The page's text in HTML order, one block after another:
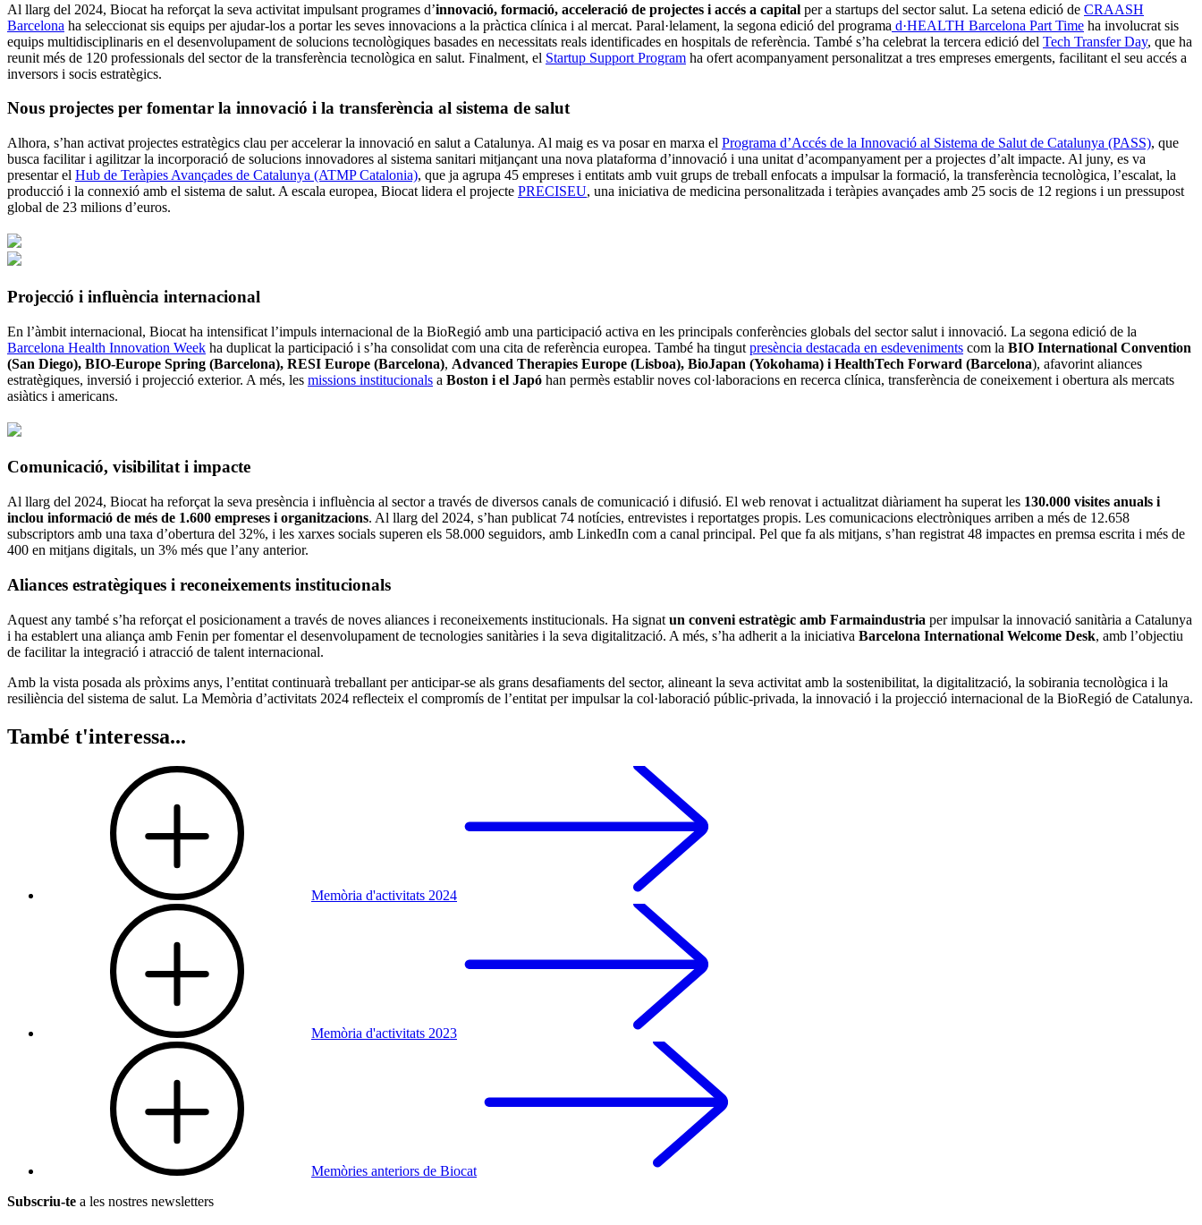
Al llarg del 2024, Biocat ha reforçat la seva activitat impulsant programes d’innovació, formació, acceleració de projectes i accés a capital per a startups del sector salut. La setena edició de CRAASH
Barcelona ha seleccionat sis equips per ajudar-los a portar les seves innovacions a la pràctica clínica i al mercat. Paral·lelament, la segona edició del programa d·HEALTH Barcelona Part Time ha involucrat sis
equips multidisciplinaris en el desenvolupament de solucions tecnològiques basades en necessitats reals identificades en hospitals de referència. També s’ha celebrat la tercera edició del Tech Transfer Day, que ha
reunit més de 120 professionals del sector de la transferència tecnològica en salut. Finalment, el Startup Support Program ha ofert acompanyament personalitzat a tres empreses emergents, facilitant el seu accés a
inversors i socis estratègics.
Nous projectes per fomentar la innovació i la transferència al sistema de salut
Alhora, s’han activat projectes estratègics clau per accelerar la innovació en salut a Catalunya. Al maig es va posar en marxa el Programa d’Accés de la Innovació al Sistema de Salut de Catalunya (PASS), que
busca facilitar i agilitzar la incorporació de solucions innovadores al sistema sanitari mitjançant una nova plataforma d’innovació i una unitat d’acompanyament per a projectes d’alt impacte. Al juny, es va
presentar el Hub de Teràpies Avançades de Catalunya (ATMP Catalonia), que ja agrupa 45 empreses i entitats amb vuit grups de treball enfocats a impulsar la formació, la transferència tecnològica, l’escalat, la
producció i la connexió amb el sistema de salut. A escala europea, Biocat lidera el projecte PRECISEU, una iniciativa de medicina personalitzada i teràpies avançades amb 25 socis de 12 regions i un pressupost
global de 23 milions d’euros.
Projecció i influència internacional
En l’àmbit internacional, Biocat ha intensificat l’impuls internacional de la BioRegió amb una participació activa en les principals conferències globals del sector salut i innovació. La segona edició de la
Barcelona Health Innovation Week ha duplicat la participació i s’ha consolidat com una cita de referència europea. També ha tingut presència destacada en esdeveniments com la BIO International Convention
(San Diego), BIO-Europe Spring (Barcelona), RESI Europe (Barcelona), Advanced Therapies Europe (Lisboa), BioJapan (Yokohama) i HealthTech Forward (Barcelona), afavorint aliances
estratègiques, inversió i projecció exterior. A més, les missions institucionals a Boston i el Japó han permès establir noves col·laboracions en recerca clínica, transferència de coneixement i obertura als mercats
asiàtics i americans.
Comunicació, visibilitat i impacte
Al llarg del 2024, Biocat ha reforçat la seva presència i influència al sector a través de diversos canals de comunicació i difusió. El web renovat i actualitzat diàriament ha superat les 130.000 visites anuals i
inclou informació de més de 1.600 empreses i organitzacions. Al llarg del 2024, s’han publicat 74 notícies, entrevistes i reportatges propis. Les comunicacions electròniques arriben a més de 12.658
subscriptors amb una taxa d’obertura del 32%, i les xarxes socials superen els 58.000 seguidors, amb LinkedIn com a canal principal. Pel que fa als mitjans, s’han registrat 48 impactes en premsa escrita i més de
400 en mitjans digitals, un 3% més que l’any anterior.
Aliances estratègiques i reconeixements institucionals
Aquest any també s’ha reforçat el posicionament a través de noves aliances i reconeixements institucionals. Ha signat un conveni estratègic amb Farmaindustria per impulsar la innovació sanitària a Catalunya
i ha establert una aliança amb Fenin per fomentar el desenvolupament de tecnologies sanitàries i la seva digitalització. A més, s’ha adherit a la iniciativa Barcelona International Welcome Desk, amb l’objectiu
de facilitar la integració i atracció de talent internacional.
Amb la vista posada als pròxims anys, l’entitat continuarà treballant per anticipar-se als grans desafiaments del sector, alineant la seva activitat amb la sostenibilitat, la digitalització, la sobirania tecnològica i la
resiliència del sistema de salut. La Memòria d’activitats 2024 reflecteix el compromís de l’entitat per impulsar la col·laboració públic-privada, la innovació i la projecció internacional de la BioRegió de Catalunya.
També t'interessa...
Memòria d'activitats 2024
Memòria d'activitats 2023
Memòries anteriors de Biocat
Subscriu-te a les nostres newsletters